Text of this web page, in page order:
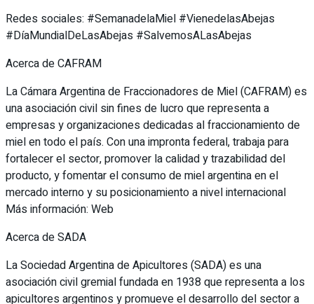
Redes sociales: #SemanadelaMiel #VienedelasAbejas
#DíaMundialDeLasAbejas #SalvemosALasAbejas
Acerca de CAFRAM
La Cámara Argentina de Fraccionadores de Miel (CAFRAM) es
una asociación civil sin fines de lucro que representa a
empresas y organizaciones dedicadas al fraccionamiento de
miel en todo el país. Con una impronta federal, trabaja para
fortalecer el sector, promover la calidad y trazabilidad del
producto, y fomentar el consumo de miel argentina en el
mercado interno y su posicionamiento a nivel internacional
Más información: Web
Acerca de SADA
La Sociedad Argentina de Apicultores (SADA) es una
asociación civil gremial fundada en 1938 que representa a los
apicultores argentinos y promueve el desarrollo del sector a